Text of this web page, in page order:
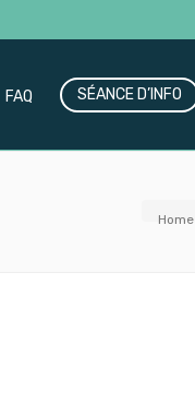
FAQ SÉANCE D’INFO
Home